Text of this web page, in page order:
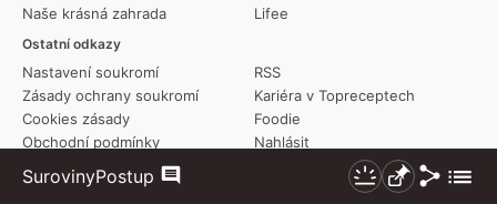
SurovinyPostup Komentáře
Nezhasínat
Připnout
Sdílet
Naše krásná zahrada
Ostatní odkazy
Nastavení soukromí
Zásady ochrany soukromí
Cookies zásady
Obchodní podmínky
Redakční etický kodex
RSS
Kariéra v Topreceptech
Foodie
Nahlásit
Transparency report
Lifee